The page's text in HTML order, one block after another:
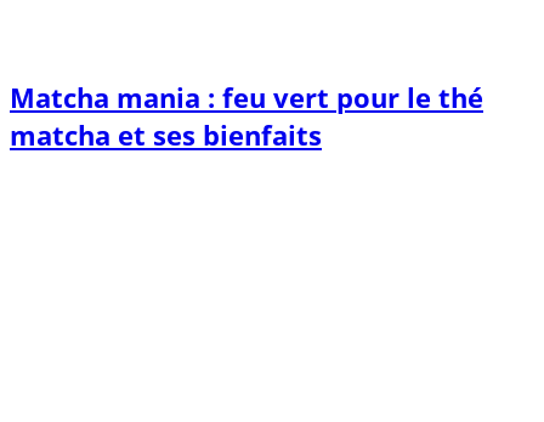
Matcha mania : feu vert pour le thé
matcha et ses bienfaits